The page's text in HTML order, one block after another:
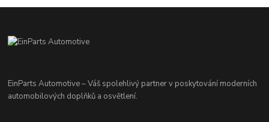
EinParts Automotive – Váš spolehlivý partner v poskytování moderních
automobilových doplňků a osvětlení.